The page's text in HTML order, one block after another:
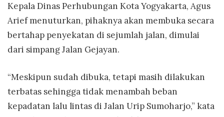
Kepala Dinas Perhubungan Kota Yogyakarta, Agus
Arief menuturkan, pihaknya akan membuka secara
bertahap penyekatan di sejumlah jalan, dimulai
dari simpang Jalan Gejayan.
“Meskipun sudah dibuka, tetapi masih dilakukan
terbatas sehingga tidak menambah beban
kepadatan lalu lintas di Jalan Urip Sumoharjo,” kata